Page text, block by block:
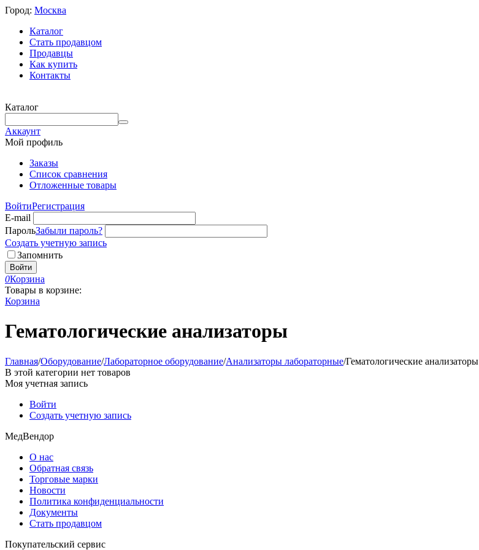
Город: Москва
Каталог
Стать продавцом
Продавцы
Как купить
Контакты
Каталог
Аккаунт
Мой профиль
Заказы
Список сравнения
Отложенные товары
ВойтиРегистрация
E-mail
ПарольЗабыли пароль?
Создать учетную запись
Запомнить
Войти
0Корзина
Товары в корзине:
Корзина
Гематологические анализаторы
Главная/Оборудование/Лабораторное оборудование/Анализаторы лабораторные/Гематологические анализаторы
В этой категории нет товаров
Моя учетная запись
Войти
Создать учетную запись
МедВендор
О нас
Обратная связь
Торговые марки
Новости
Политика конфиденциальности
Документы
Стать продавцом
Покупательский сервис